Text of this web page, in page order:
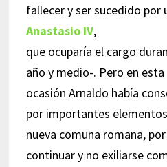
fallecer y ser sucedido por
Anastasio IV,
que ocuparía el cargo
año y medio-. Pero en esta
ocasión Arnaldo había
por importantes
nueva comuna romana,
continuar y no exiliarse